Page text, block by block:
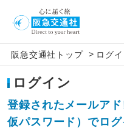
阪急交通社トップ > ログ
ログイン
登録されたメールア
仮パスワード）でロ